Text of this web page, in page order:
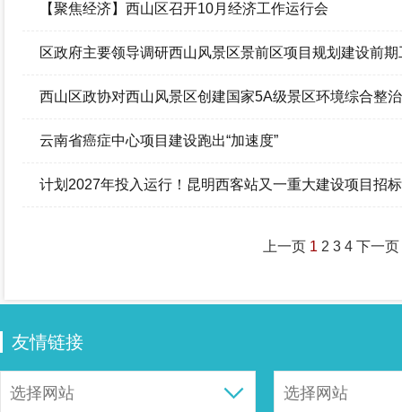
【聚焦经济】西山区召开10月经济工作运行会
区政府主要领导调研西山风景区景前区项目规划建设前期
西山区政协对西山风景区创建国家5A级景区环境综合整
云南省癌症中心项目建设跑出“加速度”
计划2027年投入运行！昆明西客站又一重大建设项目招标
上一页 1 2 3 4 下一页
友情链接